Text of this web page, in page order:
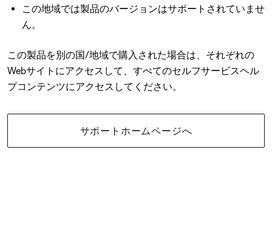
この地域では製品のバージョンはサポートされていませ
ん。
この製品を別の国/地域で購入された場合は、それぞれの
Webサイトにアクセスして、すべてのセルフサービスヘル
プコンテンツにアクセスしてください。
サポートホームページへ